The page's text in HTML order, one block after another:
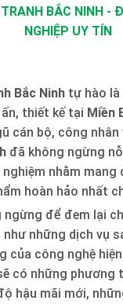
BẮC NINH -
NGHIỆP UY TÍN
Bắc Ninh tự hào là
thiết kế tại Miền
cán bộ, công nhân
đã không ngừng
nghiệm nhằm
hoàn hảo nhất
để đem lại
những dịch vụ
của công nghệ
có những phương
hậu mãi mới,